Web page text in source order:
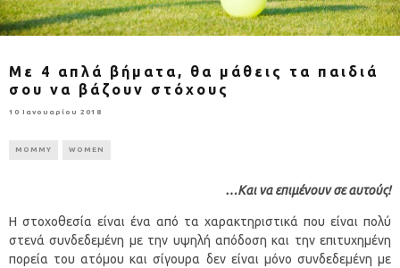
Με 4 απλά βήματα, θα μάθεις τα παιδιά
σου να βάζουν στόχους
10 Ιανουαρίου 2018
MOMMY WOMEN
…Και να επιμένουν σε αυτούς!
Η στοχοθεσία είναι ένα από τα χαρακτηριστικά που είναι πολύ
στενά συνδεδεμένη με την υψηλή απόδοση και την επιτυχημένη
πορεία του ατόμου και σίγουρα δεν είναι μόνο συνδεδεμένη με